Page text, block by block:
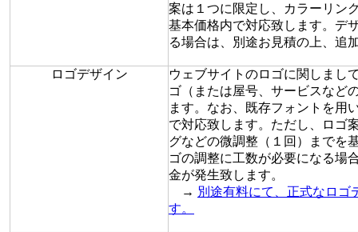
案は１つに限定し、カラーリン
基本価格内で対応致します。デ
る場合は、別途お見積の上、追
ロゴデザイン
ウェブサイトのロゴに関しまし
ゴ（または屋号、サービスなど
ます。なお、既存フォントを用
で対応致します。ただし、ロゴ
グなどの微調整（１回）までを
ゴの調整に工数が必要になる場
金が発生致します。
→ 別途有料にて、正式なロゴ
す。